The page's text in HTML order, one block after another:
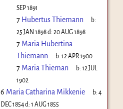
SEP 1891
7 Hubertus Thiemann
b:
25 JAN 1898d: 20 AUG 1898
7 Maria Hubertina
Thiemann
b:12 APR 1900
7 Maria Thieman b:12 JUL
1902
6 Maria Catharina Mikkenie b:4
DEC 1854d: 1 AUG 1855